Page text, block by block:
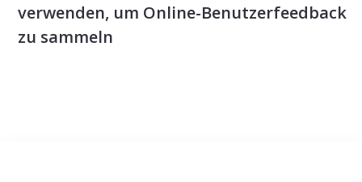
verwenden, um Online-Benutzerfeedback
zu sammeln